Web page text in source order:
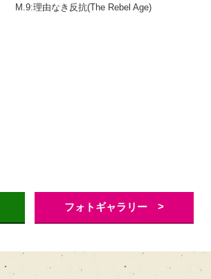
M.9:理由なき反抗(The Rebel Age)
フォトギャラリー >